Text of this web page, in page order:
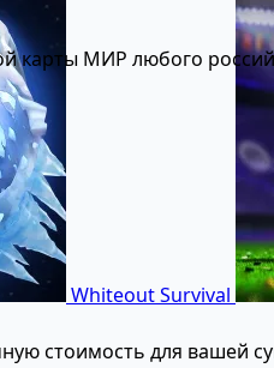
Whiteout Survival
карты МИР любого
стоимость для вашей